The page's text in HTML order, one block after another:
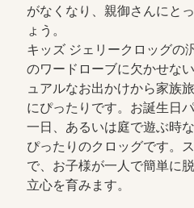
がなくなり、親御さんにと
ょう。
キッズ ジェリークロッグの
のワードローブに欠かせな
ュアルなお出かけから家族
にぴったりです。お誕生日
一日、あるいは庭で遊ぶ時
ぴったりのクロッグです。
で、お子様が一人で簡単に
立心を育みます。